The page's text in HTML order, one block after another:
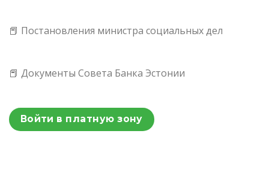
📕 Постановления министра социальных дел
📕 Документы Совета Банка Эстонии
Войти в платную зону